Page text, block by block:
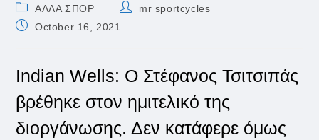
Post
category:
ΑΛΛΑ ΣΠΟΡ
Postmr sportcycles
PostOctober 16, 2021
Indian Wells: Ο Στέφανος Τσιτσιπάς
βρέθηκε στον ημιτελικό της
διοργάνωσης. Δεν κατάφερε όμως